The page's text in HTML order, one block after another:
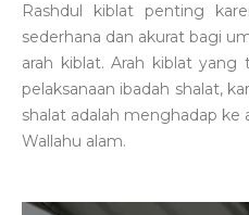
Rashdul kiblat penting
sederhana dan akurat bagi
arah kiblat. Arah kiblat
pelaksanaan ibadah shalat,
shalat adalah menghadap ke
Wallahu alam.